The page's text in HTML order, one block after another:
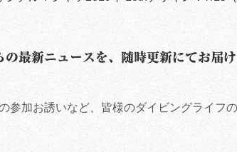
参加お誘いなど、皆様のダイビングライフ